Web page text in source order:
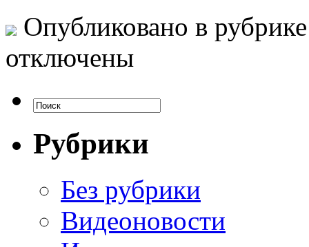
Опубликовано в
отключены
Рубрики
Без рубрики
Видеоновости